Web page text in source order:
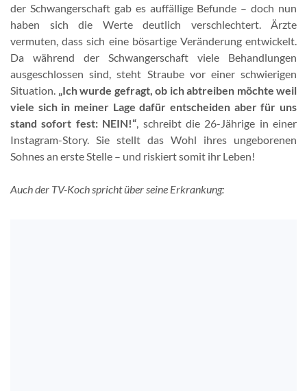
der Schwangerschaft gab es auffällige Befunde – doch nun
haben sich die Werte deutlich verschlechtert. Ärzte
vermuten, dass sich eine bösartige Veränderung entwickelt.
Da während der Schwangerschaft viele Behandlungen
ausgeschlossen sind, steht Straube vor einer schwierigen
Situation.
„Ich wurde gefragt, ob ich abtreiben möchte weil
viele sich in meiner Lage dafür entscheiden aber für uns
stand sofort fest: NEIN!“ , schreibt die 26-Jährige in einer
Instagram-Story. Sie stellt das Wohl ihres ungeborenen
Sohnes an erste Stelle – und riskiert somit ihr Leben!
Auch der TV-Koch spricht über seine Erkrankung: